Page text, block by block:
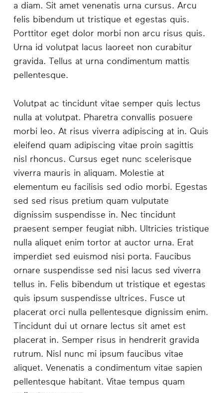
a diam. Sit amet venenatis urna cursus. Arcu
felis bibendum ut tristique et egestas quis.
Porttitor eget dolor morbi non arcu risus quis.
Urna id volutpat lacus laoreet non curabitur
gravida. Tellus at urna condimentum mattis
pellentesque.
Volutpat ac tincidunt vitae semper quis lectus
nulla at volutpat. Pharetra convallis posuere
morbi leo. At risus viverra adipiscing at in. Quis
eleifend quam adipiscing vitae proin sagittis
nisl rhoncus. Cursus eget nunc scelerisque
viverra mauris in aliquam. Molestie at
elementum eu facilisis sed odio morbi. Egestas
sed sed risus pretium quam vulputate
dignissim suspendisse in. Nec tincidunt
praesent semper feugiat nibh. Ultricies tristique
nulla aliquet enim tortor at auctor urna. Erat
imperdiet sed euismod nisi porta. Faucibus
ornare suspendisse sed nisi lacus sed viverra
tellus in. Felis bibendum ut tristique et egestas
quis ipsum suspendisse ultrices. Fusce ut
placerat orci nulla pellentesque dignissim enim.
Tincidunt dui ut ornare lectus sit amet est
placerat in. Semper risus in hendrerit gravida
rutrum. Nisl nunc mi ipsum faucibus vitae
aliquet. Venenatis a condimentum vitae sapien
pellentesque habitant. Vitae tempus quam